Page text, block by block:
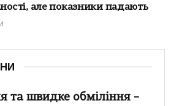
але показники падають
та швидке обміління –